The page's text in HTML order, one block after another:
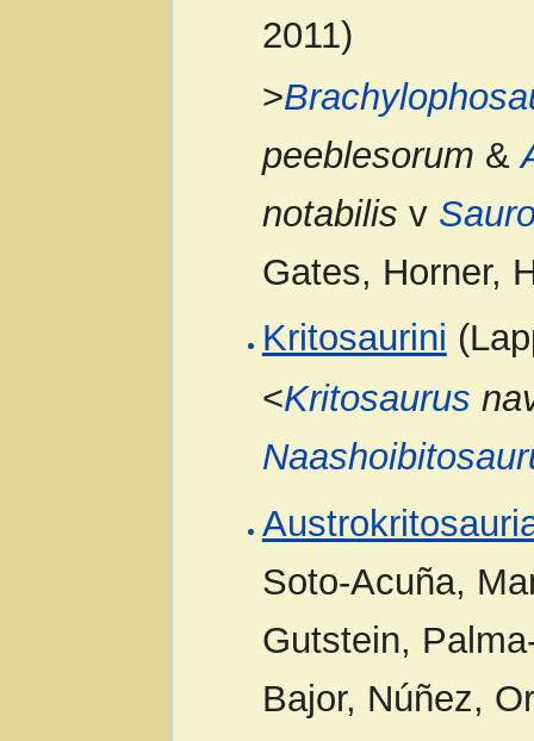
2011)
>
peeblesorum &
notabilis v
Gates, Horner,
Kritosaurini
<Kritosaurus
Soto-Acuña,
Gutstein,
Bajor, Núñez,